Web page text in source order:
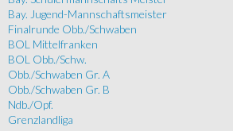
Bay. Jugend-Mannschaftsmeister
Finalrunde Obb./Schwaben
BOL Mittelfranken
BOL Obb./Schw.
Obb./Schwaben Gr. A
Obb./Schwaben Gr. B
Ndb./Opf.
Grenzlandliga